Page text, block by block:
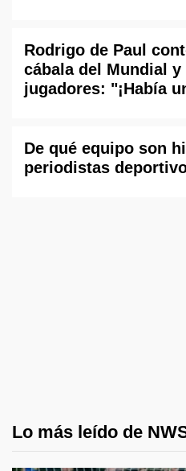
Rodrigo de Paul
cábala del Mundial
jugadores: "¡Había
De qué equipo son
periodistas
Lo más leído de